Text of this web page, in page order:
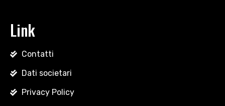
Link
Contatti
Dati societari
Privacy Policy